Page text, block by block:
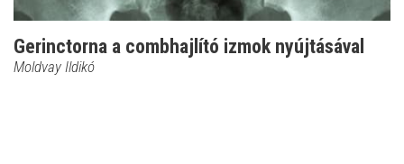
Gerinctorna a combhajlító izmok nyújtásával
Moldvay Ildikó